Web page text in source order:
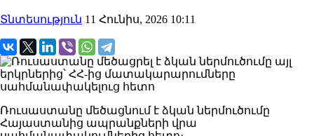
Տնտեսություն 11 Հունիս, 2026 10:11
Ռուսաստանը մեծացնում է ձկան ներմուծումը
Հայաստանից ապրանքների վրա